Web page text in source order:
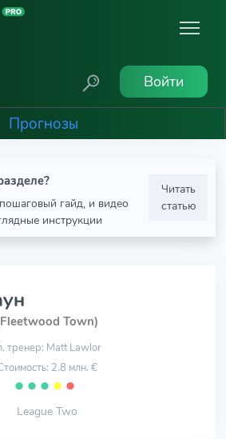
Войти
Прогнозы
гайд, и видео
инструкции
Читать
статью
Town)
тренер: Matt Lawlor
2.8 млн. €
⬤ ⬤ ⬤ ⬤ ⬤
League Two